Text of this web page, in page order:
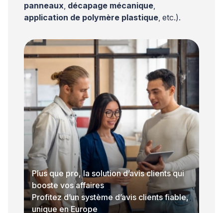
panneaux, décapage mécanique,
application de polymère plastique, etc.).
Plus que pro, la solution d’avis clients qui
booste vos affaires
Profitez d’un système d’avis clients fiable,
unique en Europe